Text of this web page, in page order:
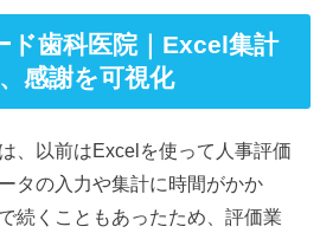
ド歯科医院｜Excel集計
感謝を可視化
、以前はExcelを使って人事評価
タの入力や集計に時間がかか
続くこともあったため、評価業